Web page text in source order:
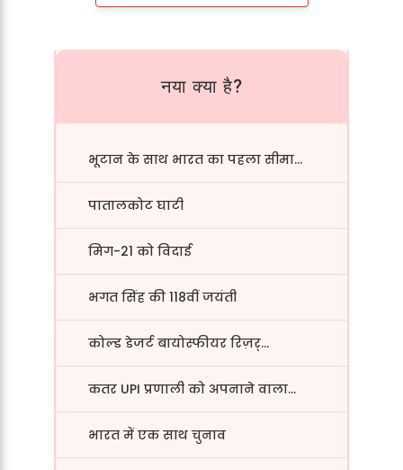
नया क्या है?
भूटान के साथ भारत का पहला सीमा...
पातालकोट घाटी
मिग-21 को विदाई
भगत सिंह की 118वीं जयंती
कोल्ड डेजर्ट बायोस्फीयर रिज़र्...
कतर UPI प्रणाली को अपनाने वाला...
भारत में एक साथ चुनाव